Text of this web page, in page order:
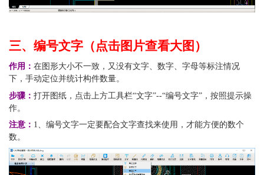
三、编号文字（点击图片查看大图）
作用： 在图形大小不一致，又没有文字、数字、字母等标注情况
下，手动定位并统计构件数量。
步骤： 打开图纸，点击上方工具栏“文字”--“编号文字”，按照提示操
作。
注意： 1、编号文字一定要配合文字查找来使用，才能方便的数个
数。